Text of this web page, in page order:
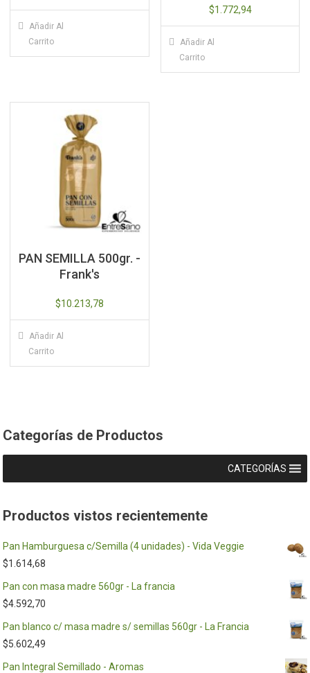
Añadir Al
Carrito
$1.772,94
Añadir Al
Carrito
PAN SEMILLA 500gr. -
Frank's
$10.213,78
Añadir Al
Carrito
Categorías de Productos
CATEGORÍAS
Productos vistos recientemente
Pan Hamburguesa c/Semilla (4 unidades) - Vida Veggie
$1.614,68
Pan con masa madre 560gr - La francia
$4.592,70
Pan blanco c/ masa madre s/ semillas 560gr - La Francia
$5.602,49
Pan Integral Semillado - Aromas